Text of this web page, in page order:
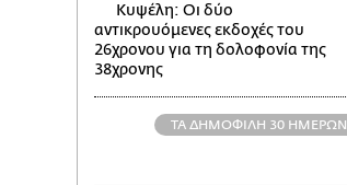
Κυψέλη: Οι δύο
αντικρουόμενες εκδοχές του
26χρονου για τη δολοφονία της
38χρονης
ΤΑ ΔΗΜΟΦΙΛΗ 30 ΗΜΕΡΩΝ